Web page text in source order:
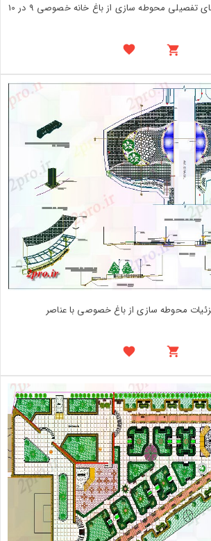
دانلود نقشه باغ شخصینمای تفصیلی محوطه سازی از باغ خانه خصوصی 9 در 10
محوطه سازی از باغ خصوصی با عناصر